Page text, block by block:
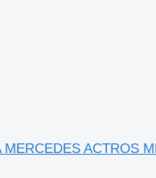
ACTROS